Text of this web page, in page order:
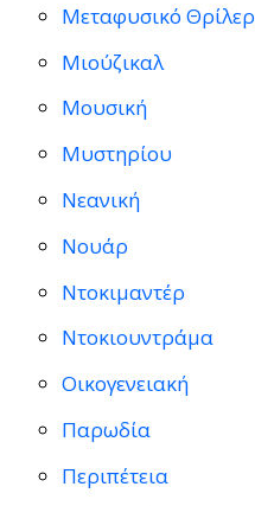
Μεταφυσικό Θρίλερ
Μιούζικαλ
Μουσική
Μυστηρίου
Νεανική
Νουάρ
Ντοκιμαντέρ
Ντοκιουντράμα
Οικογενειακή
Παρωδία
Περιπέτεια